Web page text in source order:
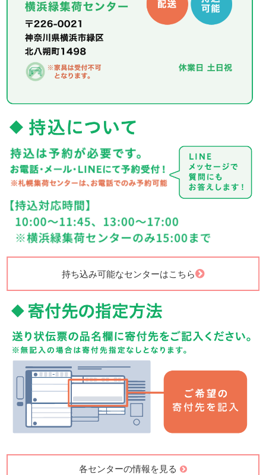
持ち込み可能なセンターはこちら
各センターの情報を見る